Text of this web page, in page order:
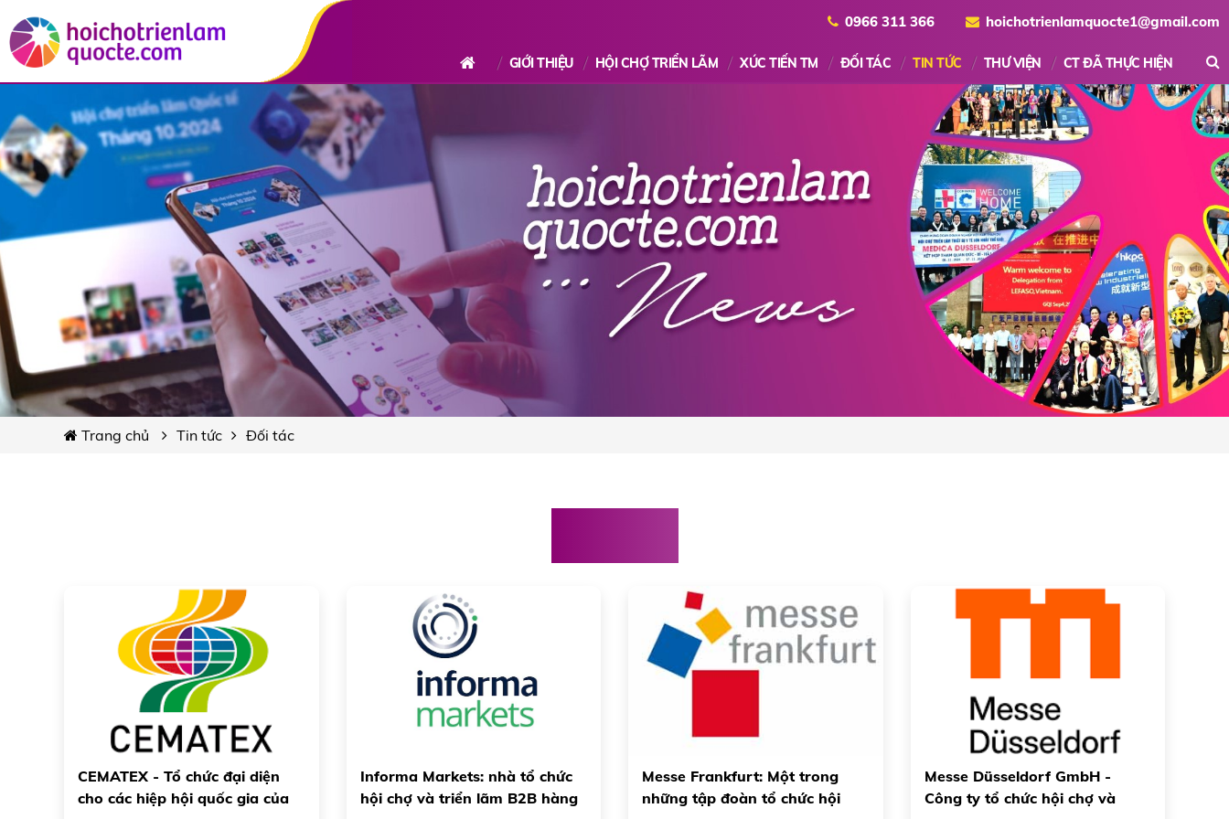
0966 311 366 hoichotrienlamquocte1@gmail.com
GIỚI THIỆU HỘI CHỢ TRIỂN LÃM XÚC TIẾN TM ĐỐI TÁC TIN TỨC THƯ VIỆN CT ĐÃ THỰC HIỆN
Trang chủ Tin tức Đối tác
CEMATEX - Tổ chức đại diện
cho các hiệp hội quốc gia của
Informa Markets: nhà tổ chức
hội chợ và triển lãm B2B hàng
Messe Frankfurt: Một trong
những tập đoàn tổ chức hội
Messe Düsseldorf GmbH -
Công ty tổ chức hội chợ và